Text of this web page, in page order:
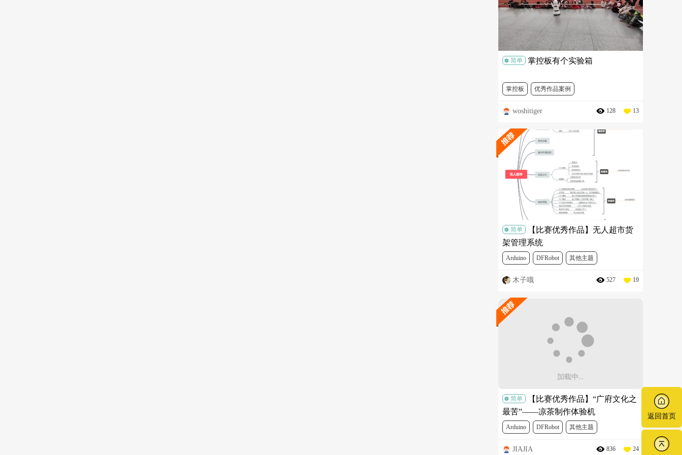
返回首页
简单 掌控板有个实验箱
掌控板 优秀作品案例
woshitiger 128 13
简单
【比赛优秀作品】无人超市货
架管理系统
Arduino DFRobot 其他主题
优秀作品案例
木子哦 527 19
简单
【比赛优秀作品】“广府文化之
最苦”——凉茶制作体验机
Arduino DFRobot 其他主题
优秀作品案例
JIAJIA 836 24